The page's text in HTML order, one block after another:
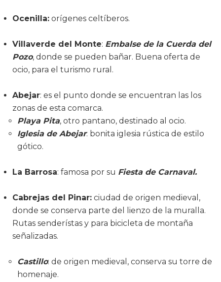
Ocenilla: orígenes celtíberos.
Villaverde del Monte: Embalse de la Cuerda del
Pozo, donde se pueden bañar. Buena oferta de
ocio, para el turismo rural.
Abejar: es el punto donde se encuentran las los
zonas de esta comarca.
Playa Pita, otro pantano, destinado al ocio.
Iglesia de Abejar: bonita iglesia rústica de estilo
gótico.
La Barrosa: famosa por su Fiesta de Carnaval.
Cabrejas del Pinar: ciudad de origen medieval,
donde se conserva parte del lienzo de la muralla.
Rutas senderístas y para bicicleta de montaña
señalizadas.
Castillo: de origen medieval, conserva su torre de
homenaje.